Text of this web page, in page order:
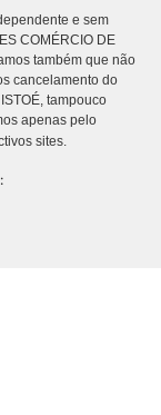
e sem
COMÉRCIO DE
também que não
cancelamento do
tampouco
apenas pelo
sites.